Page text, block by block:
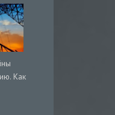
Как